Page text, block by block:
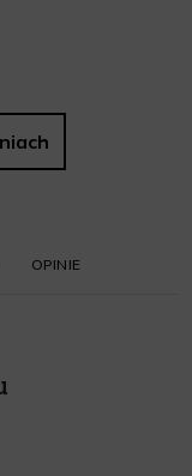
OPINIE